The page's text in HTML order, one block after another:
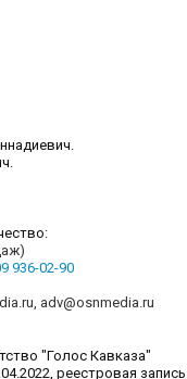
936-02-90
, adv@osnmedia.ru
"Голос Кавказа"
реестровая запись